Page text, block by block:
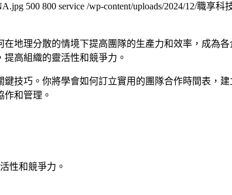
500 800 service /wp-content/uploads/2024/12/職享
地理分散的情境下提高團隊的生產力和效率，成為
高組織的靈活性和競爭力。
技巧。你將學會如何訂立實用的團隊合作時間表，
和管理。
性和競爭力。